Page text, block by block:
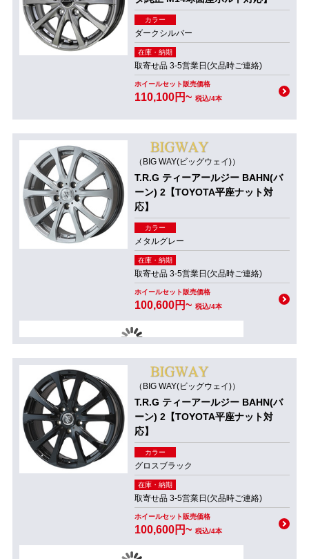
カラー
ダークシルバー
在庫・納期
取寄せ品 3-5営業日(欠品時ご連絡)
ホイールセット販売価格
110,100円~ 税込/4本
（BIG WAY(ビッグウェイ)）
T.R.G ティーアールジー BAHN(バ
ーン) 2【TOYOTA平座ナット対
応】
カラー
メタルグレー
在庫・納期
取寄せ品 3-5営業日(欠品時ご連絡)
ホイールセット販売価格
100,600円~ 税込/4本
（BIG WAY(ビッグウェイ)）
T.R.G ティーアールジー BAHN(バ
ーン) 2【TOYOTA平座ナット対
応】
カラー
グロスブラック
在庫・納期
取寄せ品 3-5営業日(欠品時ご連絡)
ホイールセット販売価格
100,600円~ 税込/4本